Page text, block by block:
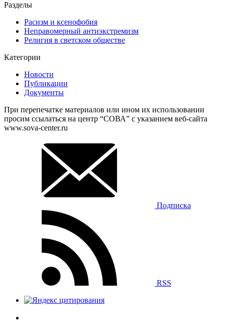
Разделы
Расизм и ксенофобия
Неправомерный антиэкстремизм
Религия в светском обществе
Категории
Новости
Публикации
Документы
При перепечатке материалов или ином их использовании
просим ссылаться на центр “СОВА” с указанием веб-сайта
www.sova-center.ru
Подписка
RSS